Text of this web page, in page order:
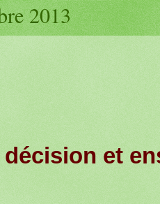
2013
décision et